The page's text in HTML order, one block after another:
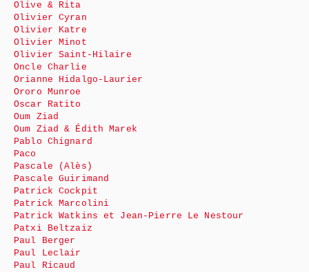
Olive & Rita
Olivier Cyran
Olivier Katre
Olivier Minot
Olivier Saint-Hilaire
Oncle Charlie
Orianne Hidalgo-Laurier
Ororo Munroe
Oscar Ratito
Oum Ziad
Oum Ziad & Édith Marek
Pablo Chignard
Paco
Pascale (Alès)
Pascale Guirimand
Patrick Cockpit
Patrick Marcolini
Patrick Watkins et Jean-Pierre Le Nestour
Patxi Beltzaiz
Paul Berger
Paul Leclair
Paul Ricaud